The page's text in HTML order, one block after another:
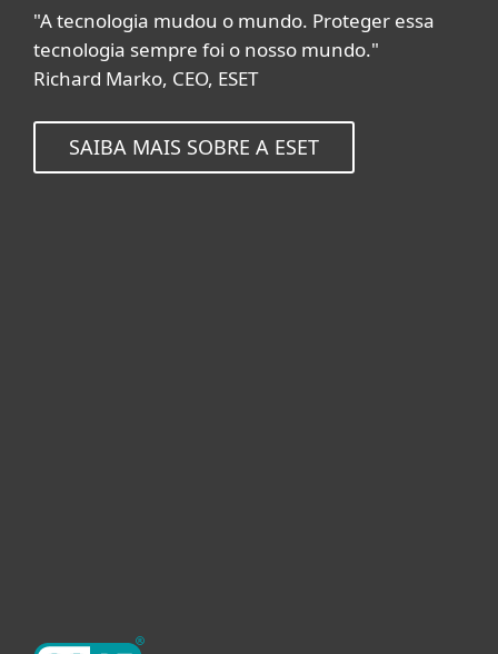
"A tecnologia mudou o mundo. Proteger essa
tecnologia sempre foi o nosso mundo."
Richard Marko, CEO, ESET
SAIBA MAIS SOBRE A ESET